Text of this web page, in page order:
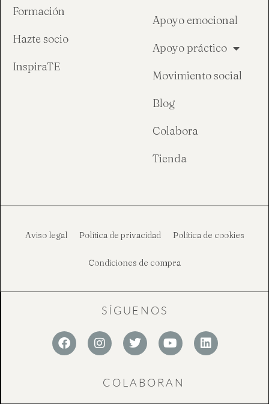
Formación
Hazte socio
InspiraTE
Apoyo emocional
Apoyo práctico
Movimiento social
Blog
Colabora
Tienda
Aviso legal Política de privacidad Política de cookies
Condiciones de compra
SÍGUENOS
F
a
c
I
n
s
a
T
w
i
t
Y
o
u
u
L
i
n
COLABORAN